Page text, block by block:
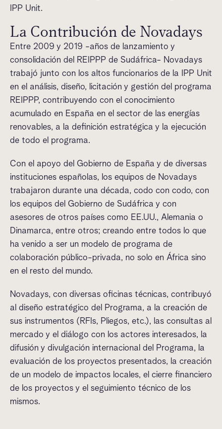
IPP Unit.
La Contribución de Novadays
Entre 2009 y 2019 -años de lanzamiento y
consolidación del REIPPP de Sudáfrica- Novadays
trabajó junto con los altos funcionarios de la IPP Unit
en el análisis, diseño, licitación y gestión del programa
REIPPP, contribuyendo con el conocimiento
acumulado en España en el sector de las energías
renovables, a la definición estratégica y la ejecución
de todo el programa.
Con el apoyo del Gobierno de España y de diversas
instituciones españolas, los equipos de Novadays
trabajaron durante una década, codo con codo, con
los equipos del Gobierno de Sudáfrica y con
asesores de otros países como EE.UU., Alemania o
Dinamarca, entre otros; creando entre todos lo que
ha venido a ser un modelo de programa de
colaboración público-privada, no solo en África sino
en el resto del mundo.
Novadays, con diversas oficinas técnicas, contribuyó
al diseño estratégico del Programa, a la creación de
sus instrumentos (RFIs, Pliegos, etc.), las consultas al
mercado y el diálogo con los actores interesados, la
difusión y divulgación internacional del Programa, la
evaluación de los proyectos presentados, la creación
de un modelo de impactos locales, el cierre financiero
de los proyectos y el seguimiento técnico de los
mismos.